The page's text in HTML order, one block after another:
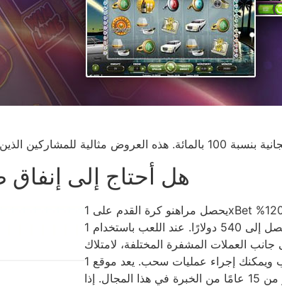
هل أحتاج إلى
يحصل مراهنو كرة القدم على 1xBet على مكافأة قبول جيدة بنسبة 120%
تصل إلى 540 دولارًا. عند اللعب باستخدام 1xBet، قد ترغب في الحصول
جانب العملات المشفرة المختلفة، لامتلاك
مقالب ويمكنك إجراء عمليات سحب. يعد موقع 1xBet أحد أفضل مواقع
الألعاب عبر الإنترنت مع أكثر من 15 عامًا من الخبرة في هذا المجال. إذا